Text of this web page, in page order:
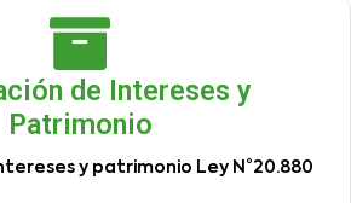
de Intereses y
Patrimonio
y patrimonio Ley N°20.880